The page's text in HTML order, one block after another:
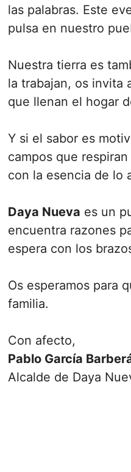
las palabras. Este
pulsa en nuestro
Nuestra tierra es
la trabajan, os invita
que llenan el hogar
Y si el sabor es
campos que
con la esencia de lo
Daya Nueva es un
encuentra razones
espera con los
Os esperamos para
familia.
Con afecto,
Pablo García
Alcalde de Daya